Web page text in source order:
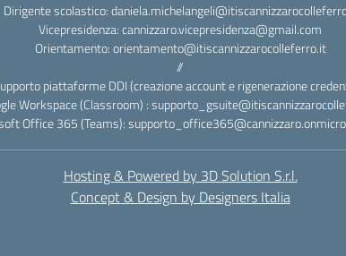
Dirigente scolastico:
Vicepresidenza: cannizzaro.vicepresidenza@gmail.com
Orientamento: orientamento@itiscannizzarocolleferro.it
//
piattaforme DDI (creazione account e rigenerazione
Workspace (Classroom) :
Office 365 (Teams):
Hosting & Powered by 3D Solution S.r.l.
Concept & Design by Designers Italia